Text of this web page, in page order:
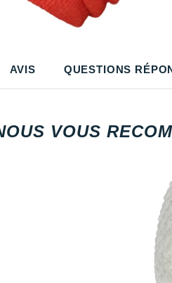
AVIS QUESTIONS
VOUS